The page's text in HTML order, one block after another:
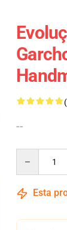
--
Esta